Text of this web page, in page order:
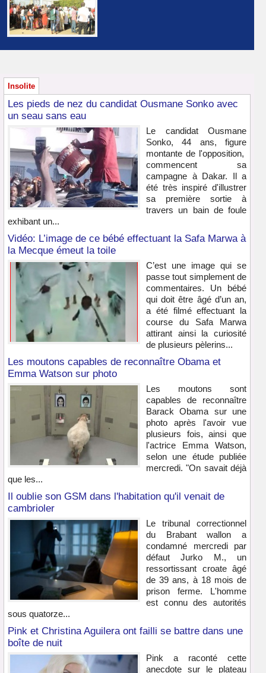
Insolite
Les pieds de nez du candidat Ousmane Sonko avec
un seau sans eau
Le candidat Ousmane
Sonko, 44 ans, figure
montante de l'opposition,
commencent sa
campagne à Dakar. Il a
été très inspiré d'illustrer
sa première sortie à
travers un bain de foule
exhibant un...
Vidéo: L’image de ce bébé effectuant la Safa Marwa à
la Mecque émeut la toile
C’est une image qui se
passe tout simplement de
commentaires. Un bébé
qui doit être âgé d’un an,
a été filmé effectuant la
course du Safa Marwa
attirant ainsi la curiosité
de plusieurs pèlerins...
Les moutons capables de reconnaître Obama et
Emma Watson sur photo
Les moutons sont
capables de reconnaître
Barack Obama sur une
photo après l'avoir vue
plusieurs fois, ainsi que
l'actrice Emma Watson,
selon une étude publiée
mercredi. "On savait déjà
que les...
Il oublie son GSM dans l'habitation qu'il venait de
cambrioler
Le tribunal correctionnel
du Brabant wallon a
condamné mercredi par
défaut Jurko M., un
ressortissant croate âgé
de 39 ans, à 18 mois de
prison ferme. L'homme
est connu des autorités
sous quatorze...
Pink et Christina Aguilera ont failli se battre dans une
boîte de nuit
Pink a raconté cette
anecdote sur le plateau